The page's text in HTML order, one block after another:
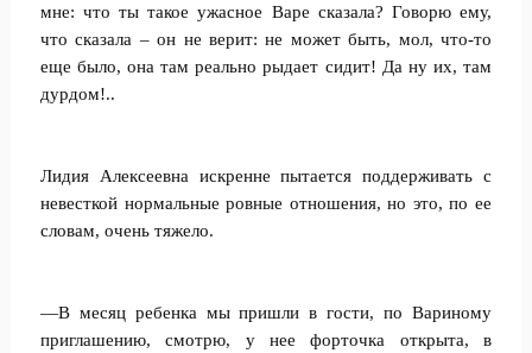
мне: что ты такое ужасное Варе сказала? Говорю ему,
что сказала – он не верит: не может быть, мол, что-то
еще было, она там реально рыдает сидит! Да ну их, там
дурдом!..
Лидия Алексеевна искренне пытается поддерживать с
невесткой нормальные ровные отношения, но это, по ее
словам, очень тяжело.
—В месяц ребенка мы пришли в гости, по Вариному
приглашению, смотрю, у нее форточка открыта, в